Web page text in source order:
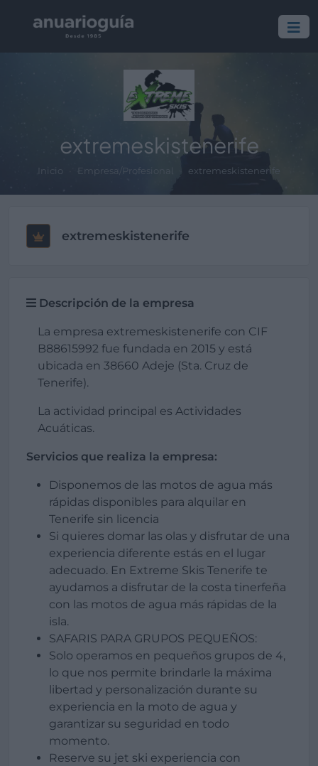
extremeskistenerife
Inicio Empresa/Profesional extremeskistenerife
extremeskistenerife
Descripción de la empresa
La empresa extremeskistenerife con CIF
B88615992 fue fundada en 2015 y está
ubicada en 38660 Adeje (Sta. Cruz de
Tenerife).
La actividad principal es Actividades
Acuáticas.
Servicios que realiza la empresa:
Disponemos de las motos de agua más
rápidas disponibles para alquilar en
Tenerife sin licencia
Si quieres domar las olas y disfrutar de una
experiencia diferente estás en el lugar
adecuado. En Extreme Skis Tenerife te
ayudamos a disfrutar de la costa tinerfeña
con las motos de agua más rápidas de la
isla.
SAFARIS PARA GRUPOS PEQUEÑOS:
Solo operamos en pequeños grupos de 4,
lo que nos permite brindarle la máxima
libertad y personalización durante su
experiencia en la moto de agua y
garantizar su seguridad en todo
momento.
Reserve su jet ski experiencia con